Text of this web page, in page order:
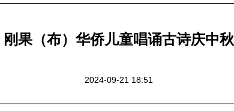
刚果（布）华侨儿童唱诵古诗庆中秋
2024-09-21 18:51